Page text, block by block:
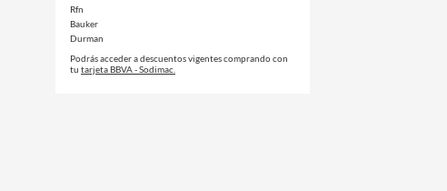
Rfn
Bauker
Durman
Podrás acceder a descuentos vigentes comprando con
tu tarjeta BBVA - Sodimac.